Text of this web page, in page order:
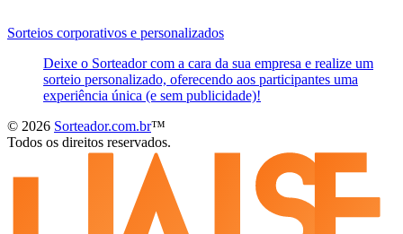
Sorteios corporativos e personalizados
Deixe o Sorteador com a cara da sua empresa e realize um
sorteio personalizado, oferecendo aos participantes uma
experiência única (e sem publicidade)!
© 2026 Sorteador.com.br™
Todos os direitos reservados.